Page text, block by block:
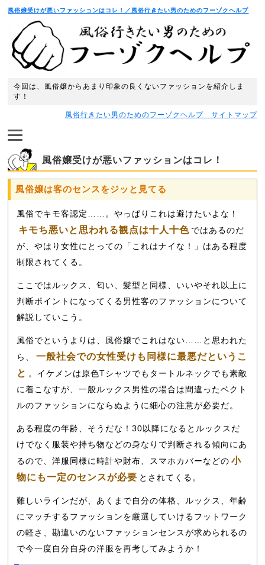
風俗嬢受けが悪いファッションはコレ！／風俗行きたい男のためのフーゾクヘルプ
今回は、風俗嬢からあまり印象の良くないファッションを紹介しま
す！
風俗行きたい男のためのフーゾクヘルプ サイトマップ
風俗嬢受けが悪いファッションはコレ！
風俗嬢は客のセンスをジッと見てる
風俗でキモ客認定……。やっぱりこれは避けたいよな！
キモち悪いと思われる観点は十人十色 ではあるのだ
が、やはり女性にとっての「これはナイな！」はある程度
制限されてくる。
ここではルックス、匂い、髪型と同様、いいやそれ以上に
判断ポイントになってくる男性客のファッションについて
解説していこう。
風俗でというよりは、風俗嬢でこれはない……と思われた
ら、
一般社会での女性受けも同様に最悪だというこ
と 。イケメンは原色Tシャツでもタートルネックでも素敵
に着こなすが、一般ルックス男性の場合は間違ったベクト
ルのファッションにならぬように細心の注意が必要だ。
ある程度の年齢、そうだな！30以降になるとルックスだ
けでなく服装や持ち物などの身なりで判断される傾向にあ
るので、洋服同様に時計や財布、スマホカバーなどの 小
物にも一定のセンスが必要 とされてくる。
難しいラインだが、あくまで自分の体格、ルックス、年齢
にマッチするファッションを厳選していけるフットワーク
の軽さ、勘違いのないファッションセンスが求められるの
で今一度自分自身の洋服を再考してみようか！